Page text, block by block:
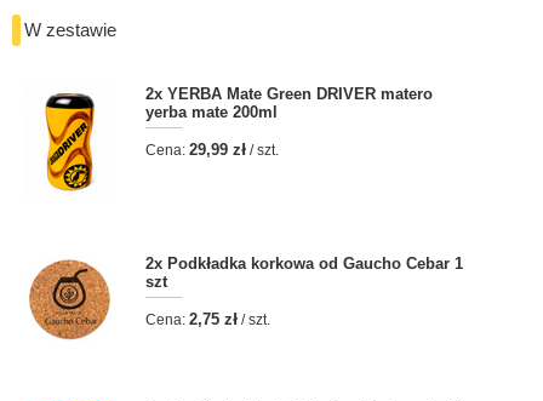
W zestawie
2x YERBA Mate Green DRIVER matero
yerba mate 200ml
Cena: 29,99 zł / szt.
2x Podkładka korkowa od Gaucho Cebar 1
szt
Cena: 2,75 zł / szt.